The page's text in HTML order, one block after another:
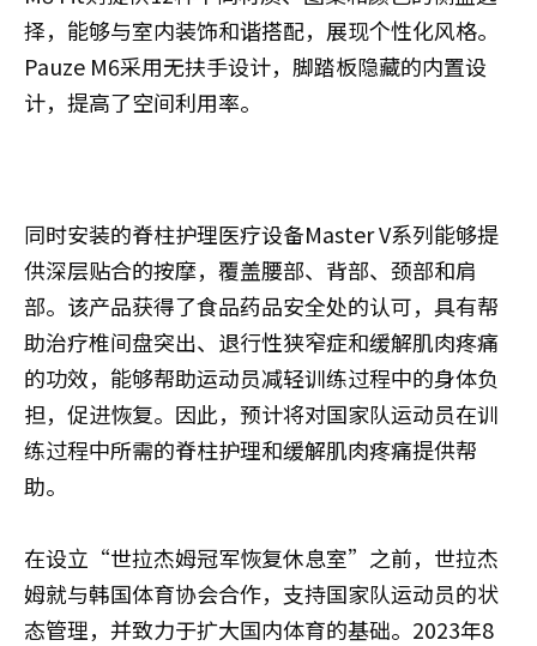
择，能够与室内装饰和谐搭配，展现个性化风格。
Pauze M6采用无扶手设计，脚踏板隐藏的内置设
计，提高了空间利用率。
同时安装的脊柱护理医疗设备Master V系列能够提
供深层贴合的按摩，覆盖腰部、背部、颈部和肩
部。该产品获得了食品药品安全处的认可，具有帮
助治疗椎间盘突出、退行性狭窄症和缓解肌肉疼痛
的功效，能够帮助运动员减轻训练过程中的身体负
担，促进恢复。因此，预计将对国家队运动员在训
练过程中所需的脊柱护理和缓解肌肉疼痛提供帮
助。
在设立“世拉杰姆冠军恢复休息室”之前，世拉杰
姆就与韩国体育协会合作，支持国家队运动员的状
态管理，并致力于扩大国内体育的基础。2023年8